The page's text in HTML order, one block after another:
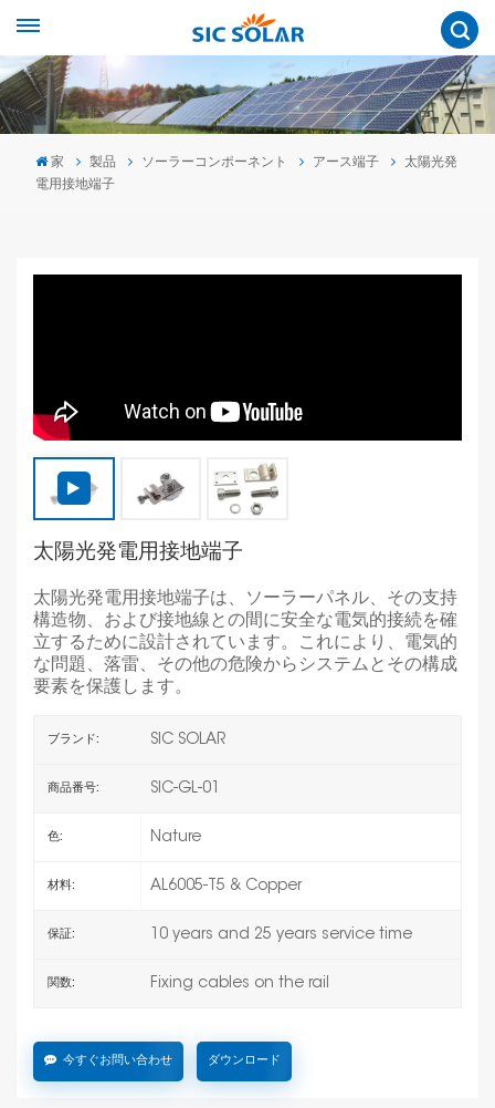
家 製品 ソーラーコンポーネント アース端子
太陽光発
電用接地端子
太陽光発電用接地端子
太陽光発電用接地端子は、ソーラーパネル、その支持
構造物、および接地線との間に安全な電気的接続を確
立するために設計されています。これにより、電気的
な問題、落雷、その他の危険からシステムとその構成
要素を保護します。
ブランド: SIC SOLAR
商品番号: SIC-GL-01
色: Nature
材料: AL6005-T5 & Copper
保証: 10 years and 25 years service time
関数: Fixing cables on the rail
今すぐお問い合わせ ダウンロード